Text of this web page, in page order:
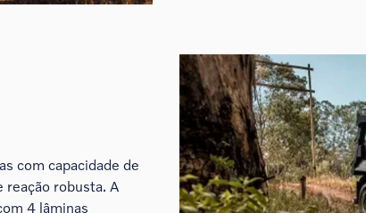
com capacidade de
reação robusta. A
4 lâminas